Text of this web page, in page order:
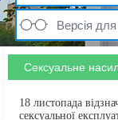
Версія
Сексуальне
18 листопада
сексуальної